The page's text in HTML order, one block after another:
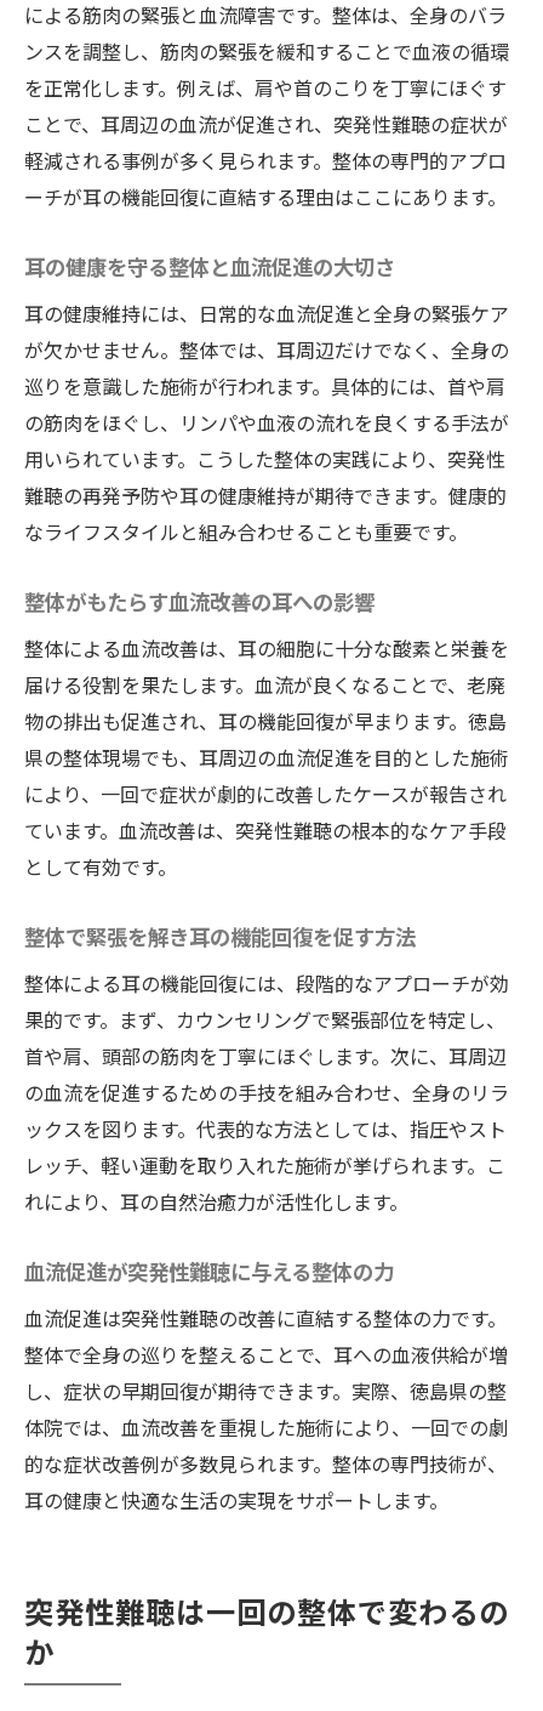
による筋肉の緊張と血流障害です。整体は、全身のバラ
ンスを調整し、筋肉の緊張を緩和することで血液の循環
を正常化します。例えば、肩や首のこりを丁寧にほぐす
ことで、耳周辺の血流が促進され、突発性難聴の症状が
軽減される事例が多く見られます。整体の専門的アプロ
ーチが耳の機能回復に直結する理由はここにあります。
耳の健康を守る整体と血流促進の大切さ
耳の健康維持には、日常的な血流促進と全身の緊張ケア
が欠かせません。整体では、耳周辺だけでなく、全身の
巡りを意識した施術が行われます。具体的には、首や肩
の筋肉をほぐし、リンパや血液の流れを良くする手法が
用いられています。こうした整体の実践により、突発性
難聴の再発予防や耳の健康維持が期待できます。健康的
なライフスタイルと組み合わせることも重要です。
整体がもたらす血流改善の耳への影響
整体による血流改善は、耳の細胞に十分な酸素と栄養を
届ける役割を果たします。血流が良くなることで、老廃
物の排出も促進され、耳の機能回復が早まります。徳島
県の整体現場でも、耳周辺の血流促進を目的とした施術
により、一回で症状が劇的に改善したケースが報告され
ています。血流改善は、突発性難聴の根本的なケア手段
として有効です。
整体で緊張を解き耳の機能回復を促す方法
整体による耳の機能回復には、段階的なアプローチが効
果的です。まず、カウンセリングで緊張部位を特定し、
首や肩、頭部の筋肉を丁寧にほぐします。次に、耳周辺
の血流を促進するための手技を組み合わせ、全身のリラ
ックスを図ります。代表的な方法としては、指圧やスト
レッチ、軽い運動を取り入れた施術が挙げられます。こ
れにより、耳の自然治癒力が活性化します。
血流促進が突発性難聴に与える整体の力
血流促進は突発性難聴の改善に直結する整体の力です。
整体で全身の巡りを整えることで、耳への血液供給が増
し、症状の早期回復が期待できます。実際、徳島県の整
体院では、血流改善を重視した施術により、一回での劇
的な症状改善例が多数見られます。整体の専門技術が、
耳の健康と快適な生活の実現をサポートします。
突発性難聴は一回の整体で変わるの
か